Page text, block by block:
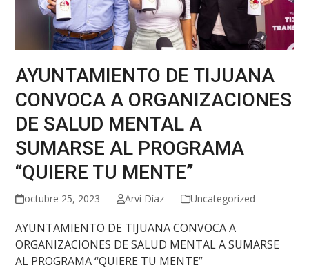
AYUNTAMIENTO DE TIJUANA
CONVOCA A ORGANIZACIONES
DE SALUD MENTAL A
SUMARSE AL PROGRAMA
“QUIERE TU MENTE”
octubre 25, 2023 Arvi Díaz Uncategorized
AYUNTAMIENTO DE TIJUANA CONVOCA A
ORGANIZACIONES DE SALUD MENTAL A SUMARSE
AL PROGRAMA “QUIERE TU MENTE”